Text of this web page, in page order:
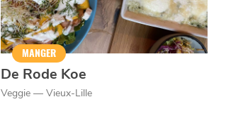
MANGER
De Rode Koe
Veggie — Vieux-Lille